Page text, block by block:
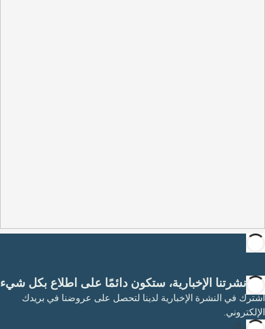
مع نشرتنا الإخبارية، ستكون دائمًا على اطلاع بكل شيء
اشترك في النشرة الإخبارية لدينا لتحصل على عروضنا في بريدك
الإلكتروني.
الاشتراك